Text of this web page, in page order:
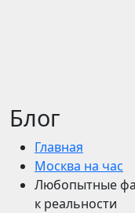
Блог
Главная
Москва на час
Любопытные
к реальности